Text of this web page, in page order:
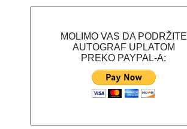
MOLIMO VAS DA PODRŽITE
AUTOGRAF UPLATOM
PREKO PAYPAL-A: